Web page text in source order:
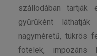
szállodában tartják
gyűrűként
nagyméretű, tükrös
fotelek, impozáns